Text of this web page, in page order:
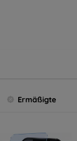
Ermäßigte